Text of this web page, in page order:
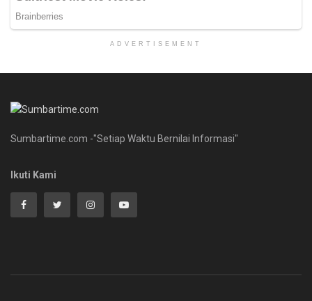
ADVERTISEMENT
Sumbartime.com -"Setiap Waktu Bernilai Informasi"
Ikuti Kami